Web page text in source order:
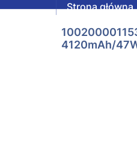
Strona główna
4120mAh/